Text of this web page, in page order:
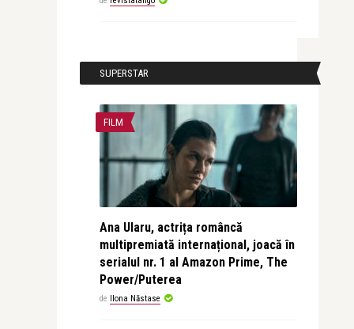
SUPERSTAR
FILM
Ana Ularu, actrița româncă
multipremiată internațional, joacă în
serialul nr. 1 al Amazon Prime, The
Power/Puterea
de Ilona Năstase